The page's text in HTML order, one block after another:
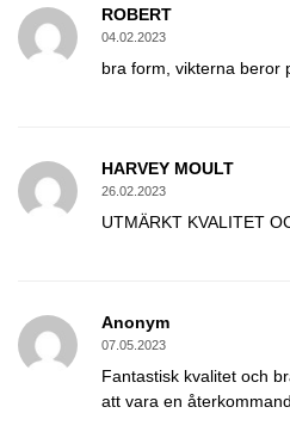
ROBERT
04.02.2023
bra form, vikterna beror
HARVEY MOULT
26.02.2023
UTMÄRKT KVALITET
Anonym
07.05.2023
Fantastisk kvalitet och
att vara en